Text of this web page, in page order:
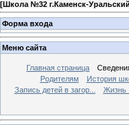
[Школа №32 г.Каменск-Уральский
Форма входа
Меню сайта
Главная страница
Родителям
История
Запись детей в загор...
Жизнь